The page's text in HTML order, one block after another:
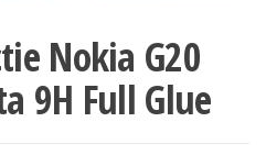
Nokia G20
9H Full Glue